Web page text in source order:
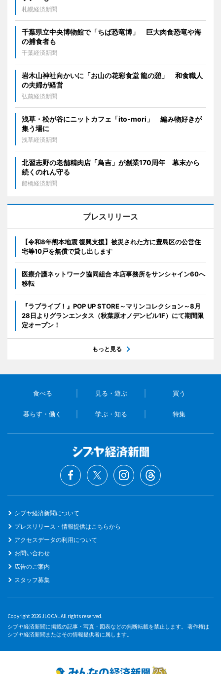
札幌経済新聞
千葉県立中央博物館で「ちば恐竜博」 巨大肉食恐竜や海
の捕食者も
千葉経済新聞
岩木山神社向かいに「お山の花彩食堂 龍の憩」 和食職人
の夫婦が経営
弘前経済新聞
浅草・松が谷にニットカフェ「ito-mori」 編み物好きが
集う場に
浅草経済新聞
北習志野の老舗精肉店「鳥吉」が創業170周年 幕末から
続くのれん守る
船橋経済新聞
プレスリリース
【令和8年熊本地震 復興支援】被災された方に豊島区の公営住
宅等10戸を無償で貸し出します
医療介護ネットワーク協同組合 本店事務所をサンシャイン60へ
移転
『ラブライブ！』POP UP STORE～マリンコレクション～8月
28日よりグランエンタス（秋葉原オノデンビル1F）にて期間限
定オープン！
もっと見る
食べる 見る・遊ぶ 買う
暮らす・働く 学ぶ・知る 特集
シブヤ経済新聞について
プレスリリース・情報提供はこちらから
アクセスデータの利用について
お問い合わせ
広告のご案内
スタッフ募集
Copyright 2026 JLOCAL All rights reserved.
シブヤ経済新聞に掲載の記事・写真・図表などの無断転載を禁止します。 著作権は
シブヤ経済新聞またはその情報提供者に属します。